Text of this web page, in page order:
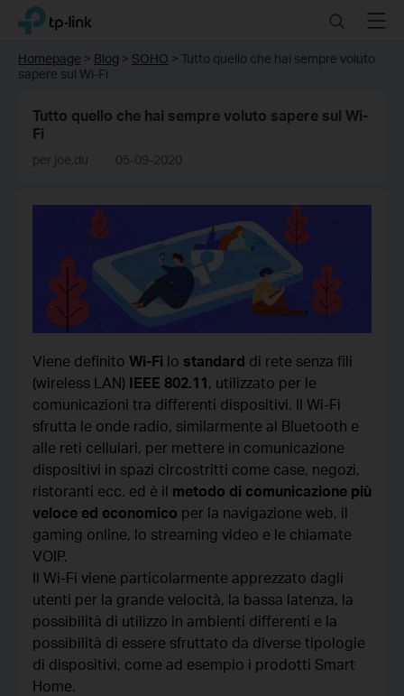
Click
the
TP-Link, Reliably Smart SearchMenu
Homepage > Blog > SOHO > Tutto quello che hai sempre voluto
sapere sul Wi-Fi
Tutto quello che hai sempre voluto sapere sul Wi-
Fi
per joe.du 05-09-2020
Viene definito Wi-Fi lo standard di rete senza fili
(wireless LAN) IEEE 802.11, utilizzato per le
comunicazioni tra differenti dispositivi. Il Wi-Fi
sfrutta le onde radio, similarmente al Bluetooth e
alle reti cellulari, per mettere in comunicazione
dispositivi in spazi circostritti come case, negozi,
ristoranti ecc. ed è il metodo di comunicazione più
veloce ed economico per la navigazione web, il
gaming online, lo streaming video e le chiamate
VOIP.
Il Wi-Fi viene particolarmente apprezzato dagli
utenti per la grande velocità, la bassa latenza, la
possibilità di utilizzo in ambienti differenti e la
possibilità di essere sfruttato da diverse tipologie
di dispositivi, come ad esempio i prodotti Smart
Home.